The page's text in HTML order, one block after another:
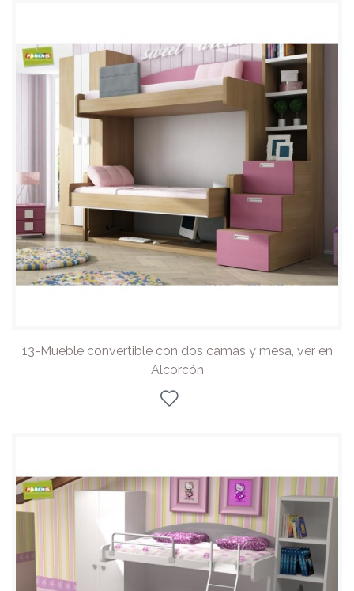
13-Mueble convertible con dos camas y mesa, ver en
Alcorcón